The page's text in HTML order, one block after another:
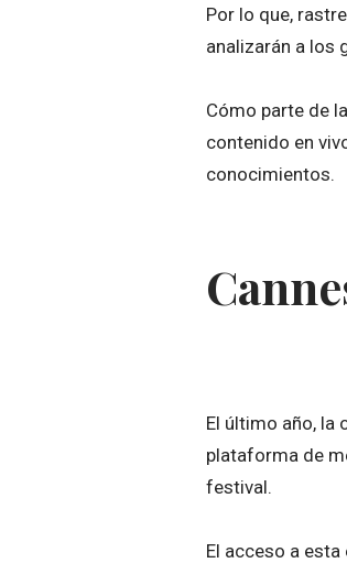
Por lo que,
analizarán a los
Cómo parte de
contenido en
conocimientos.
El último año, la
plataforma de
festival.
El acceso a